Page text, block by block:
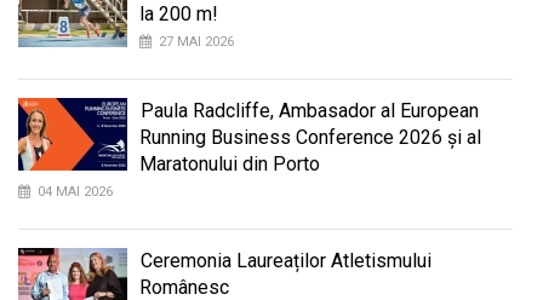
la 200 m!
27 MAI 2026
Paula Radcliffe, Ambasador al European
Running Business Conference 2026 și al
Maratonului din Porto
04 MAI 2026
Ceremonia Laureaților Atletismului
Românesc